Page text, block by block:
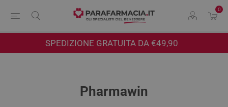
0
SPEDIZIONE GRATUITA DA €49,90
Pharmawin